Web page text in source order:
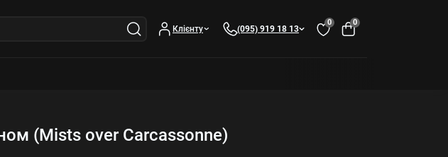
Клієнту (095) 919 18 13
0 0
(Mists over Carcassonne)